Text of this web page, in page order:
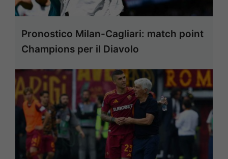
Pronostico Milan-Cagliari: match point
Champions per il Diavolo